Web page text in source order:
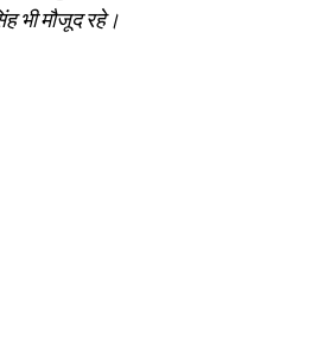
भी मौजूद रहे।